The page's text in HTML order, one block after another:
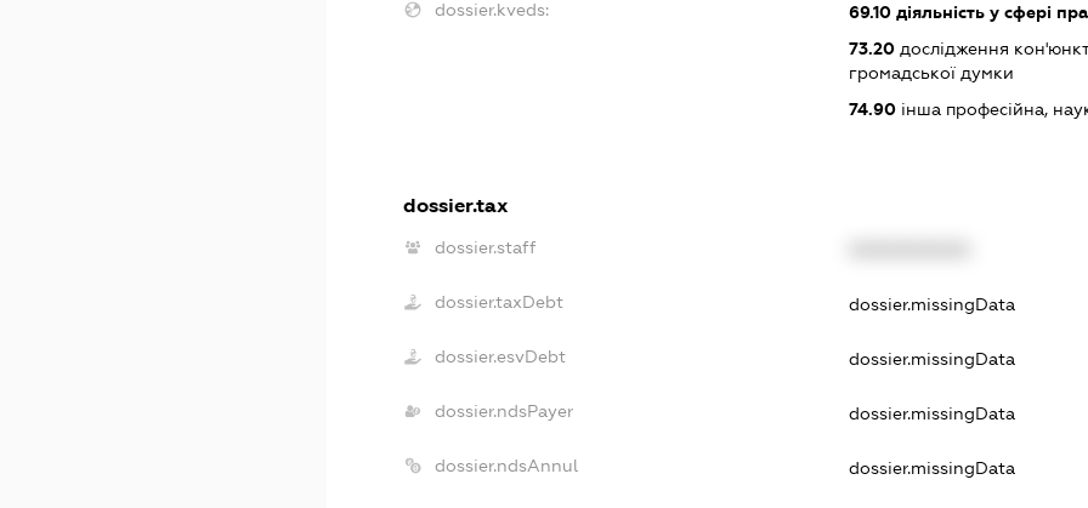
dossier.kveds: 69.10діяльність у сфері
73.20дослідження
громадської думки
74.90інша професійна,
dossier.tax
dossier.staff
dossier.taxDebt dossier.missingData
dossier.esvDebt dossier.missingData
dossier.ndsPayer dossier.missingData
dossier.ndsAnnul dossier.missingData